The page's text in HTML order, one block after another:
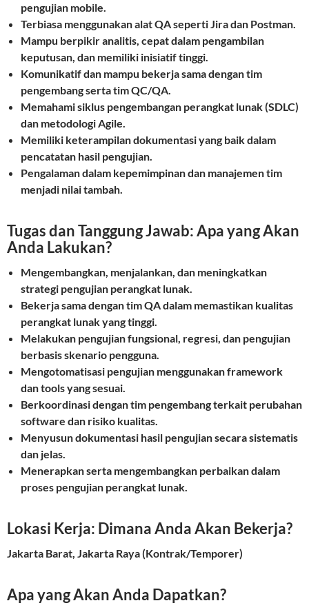
pengujian mobile.
Terbiasa menggunakan alat QA seperti Jira dan Postman.
Mampu berpikir analitis, cepat dalam pengambilan
keputusan, dan memiliki inisiatif tinggi.
Komunikatif dan mampu bekerja sama dengan tim
pengembang serta tim QC/QA.
Memahami siklus pengembangan perangkat lunak (SDLC)
dan metodologi Agile.
Memiliki keterampilan dokumentasi yang baik dalam
pencatatan hasil pengujian.
Pengalaman dalam kepemimpinan dan manajemen tim
menjadi nilai tambah.
Tugas dan Tanggung Jawab: Apa yang Akan
Anda Lakukan?
Mengembangkan, menjalankan, dan meningkatkan
strategi pengujian perangkat lunak.
Bekerja sama dengan tim QA dalam memastikan kualitas
perangkat lunak yang tinggi.
Melakukan pengujian fungsional, regresi, dan pengujian
berbasis skenario pengguna.
Mengotomatisasi pengujian menggunakan framework
dan tools yang sesuai.
Berkoordinasi dengan tim pengembang terkait perubahan
software dan risiko kualitas.
Menyusun dokumentasi hasil pengujian secara sistematis
dan jelas.
Menerapkan serta mengembangkan perbaikan dalam
proses pengujian perangkat lunak.
Lokasi Kerja: Dimana Anda Akan Bekerja?
Jakarta Barat, Jakarta Raya (Kontrak/Temporer)
Apa yang Akan Anda Dapatkan?